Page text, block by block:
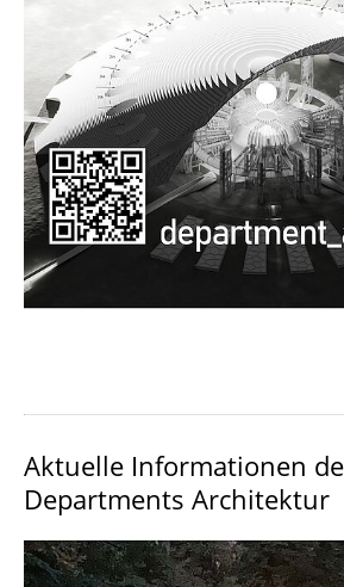
Alumni | cloud club
Dokumente und Downloads
Aktuelle Informationen
Departments Architektur